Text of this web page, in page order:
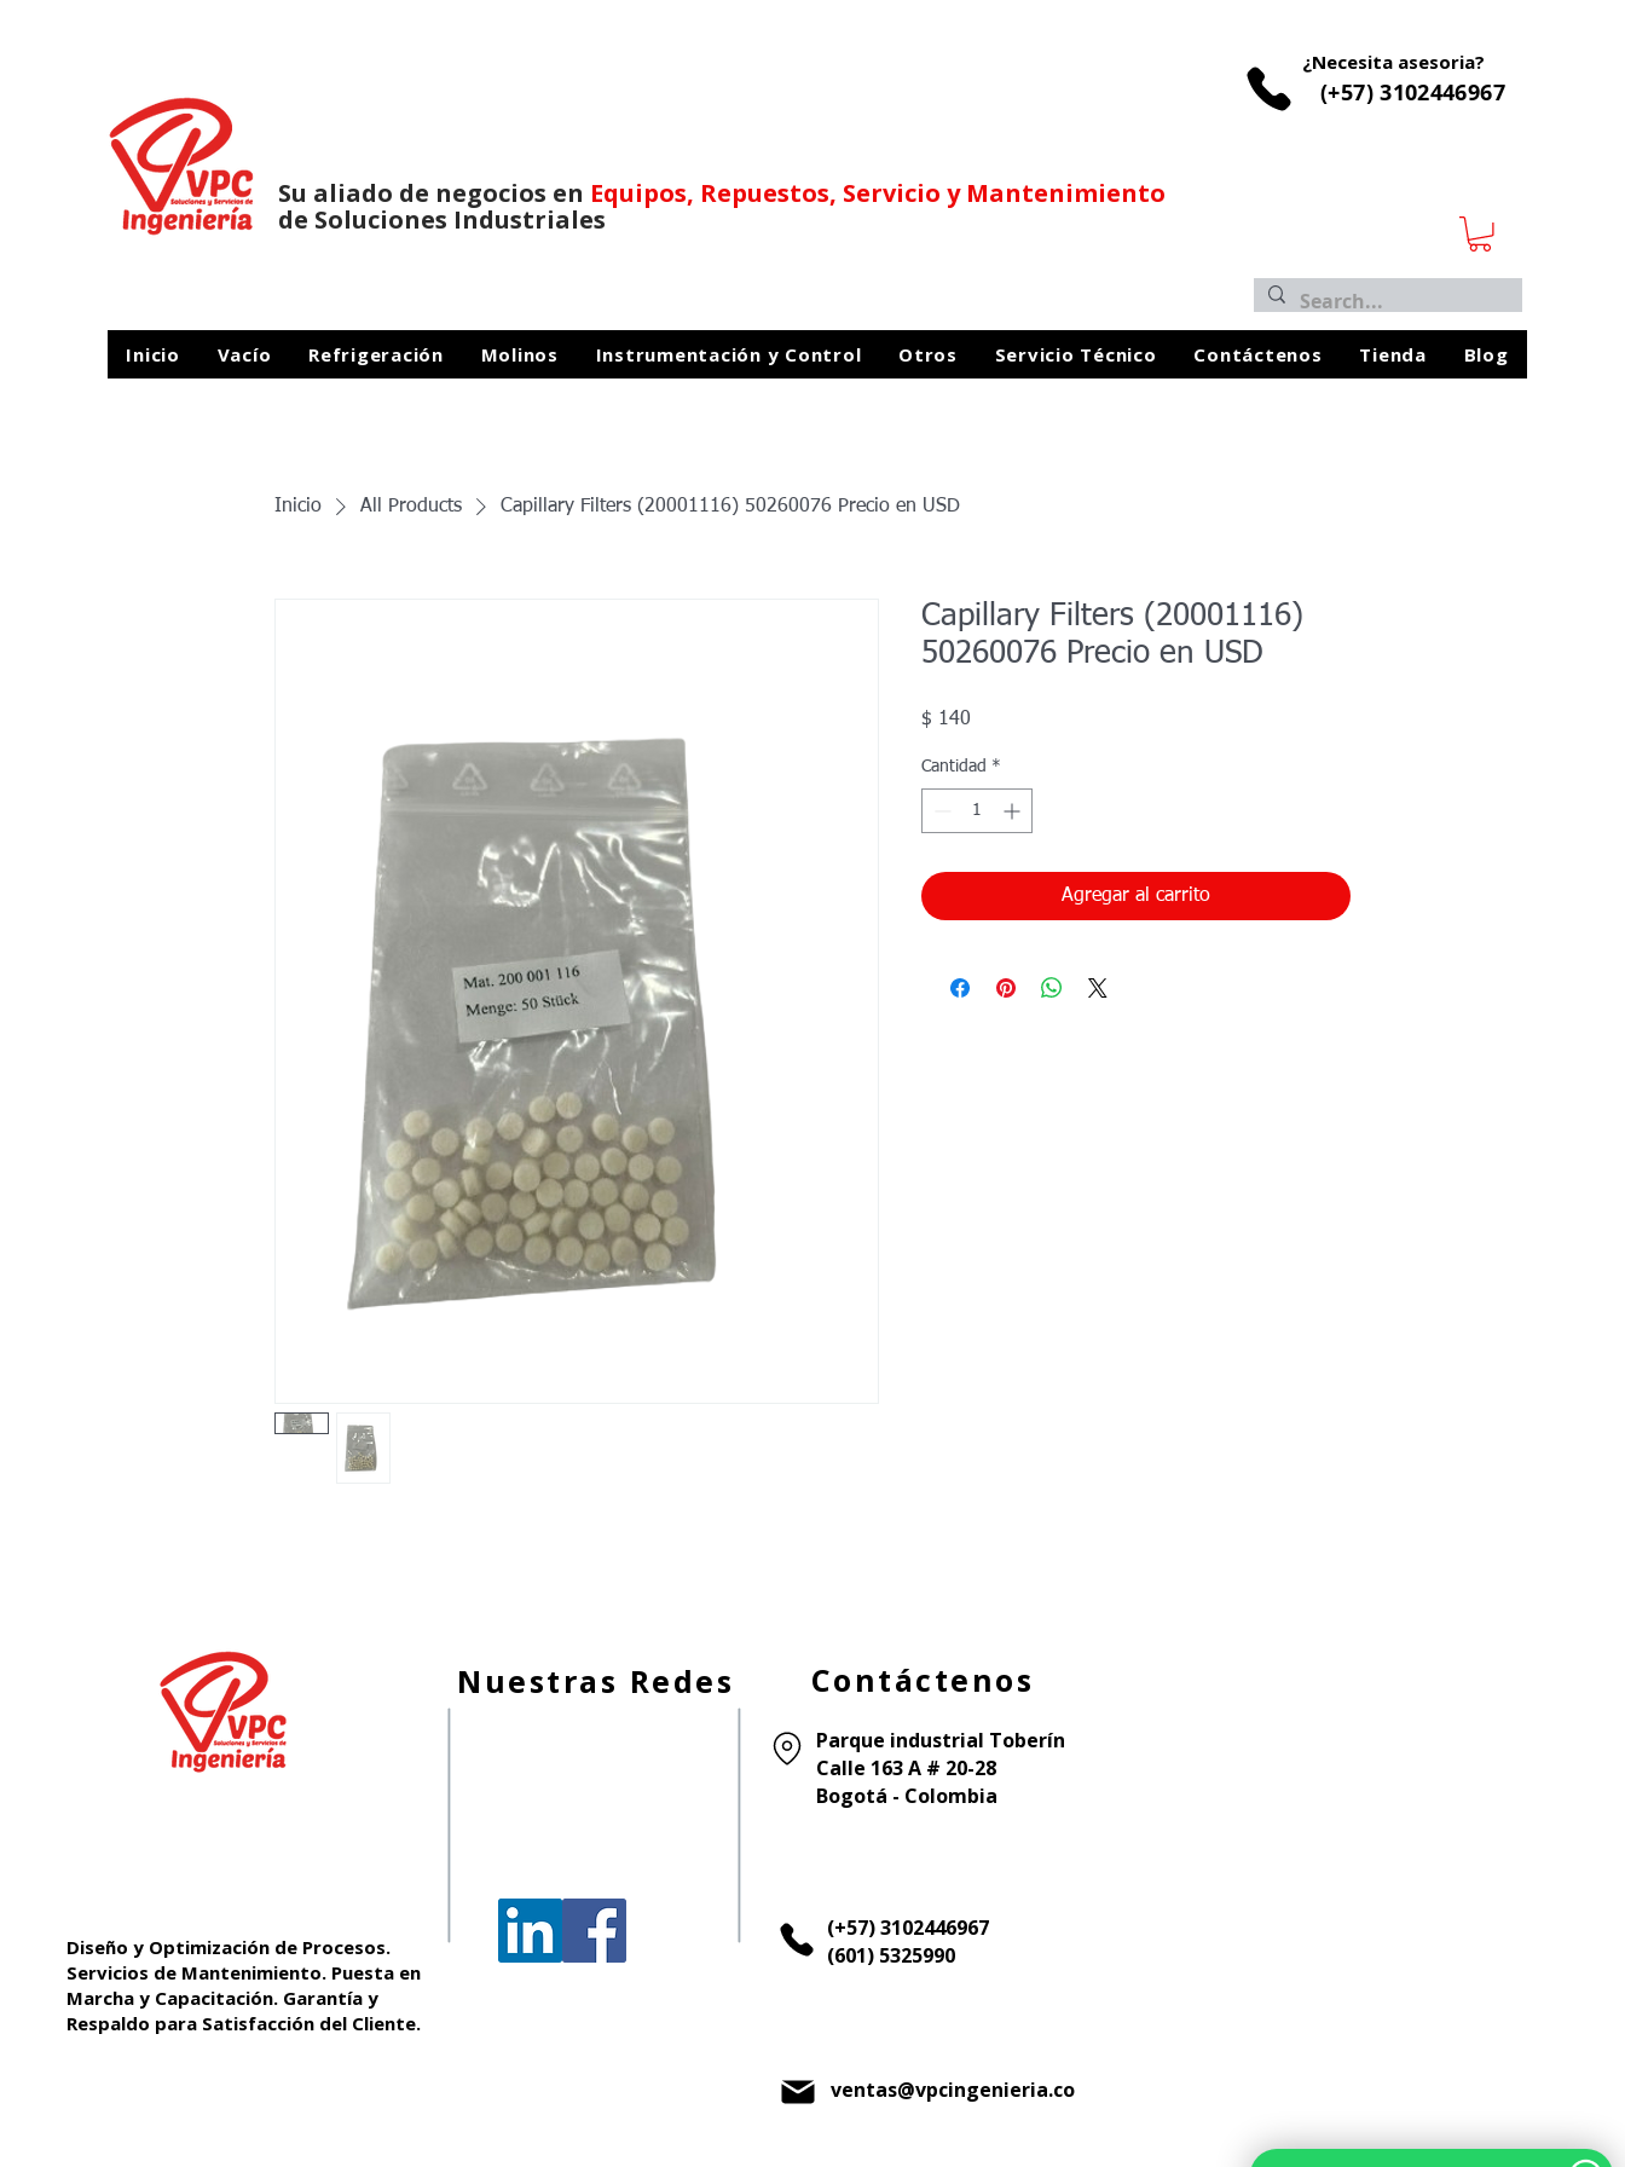
¿Necesita asesoria?
(+57) 3102446967
Su aliado de negocios en Equipos, Repuestos, Servicio y Mantenimiento
de Soluciones Industriales
Inicio Vacío Refrigeración Molinos Instrumentación y Control Otros Servicio Técnico Contáctenos Tienda Blog
Inicio All Products Capillary Filters (20001116) 50260076 Precio en USD
Capillary Filters (20001116)
50260076 Precio en USD
$ 140
Cantidad *
Agregar al carrito
Nuestras Redes Contáctenos
Diseño y Optimización de Procesos.
Servicios de Mantenimiento. Puesta en
Marcha y Capacitación. Garantía y
Respaldo para Satisfacción del Cliente.
Parque industrial Toberín
Calle 163 A # 20-28
Bogotá - Colombia
(+57) 3102446967
(601) 5325990
ventas@vpcingenieria.co